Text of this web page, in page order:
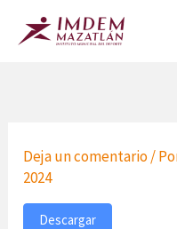
Deja un comentario/
2024
Descargar